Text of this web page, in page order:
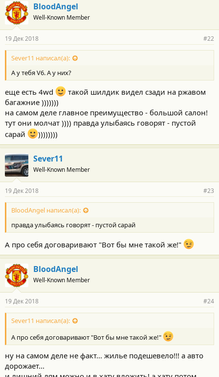
BloodAngel
Well-Known Member
19 Дек 2018 #22
Sever11 написал(а):
А у тебя V6. А у них?
еще есть 4wd
такой шилдик видел сзади на ржавом
багажние )))))))
на самом деле главное преимущество - большой салон!
тут они молчат )))) правда улыбаясь говорят - пустой
сарай
))))))))
Sever11
Well-Known Member
19 Дек 2018 #23
BloodAngel написал(а):
правда улыбаясь говорят - пустой сарай
А про себя договаривают "Вот бы мне такой же!"
BloodAngel
Well-Known Member
19 Дек 2018 #24
Sever11 написал(а):
А про себя договаривают "Вот бы мне такой же!"
ну на самом деле не факт... жилье подешевело!!! а авто
дорожает...